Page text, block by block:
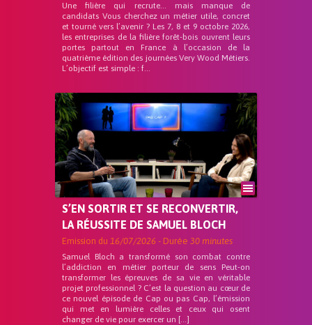
Une filière qui recrute… mais manque de
candidats Vous cherchez un métier utile, concret
et tourné vers l’avenir ? Les 7, 8 et 9 octobre 2026,
les entreprises de la filière forêt-bois ouvrent leurs
portes partout en France à l’occasion de la
quatrième édition des journées Very Wood Métiers.
L’objectif est simple : f...
S’EN SORTIR ET SE RECONVERTIR,
LA RÉUSSITE DE SAMUEL BLOCH
Emission du 16/07/2026 - Durée 30 minutes
Samuel Bloch a transformé son combat contre
l’addiction en métier porteur de sens Peut-on
transformer les épreuves de sa vie en véritable
projet professionnel ? C’est la question au cœur de
ce nouvel épisode de Cap ou pas Cap, l’émission
qui met en lumière celles et ceux qui osent
changer de vie pour exercer un […]